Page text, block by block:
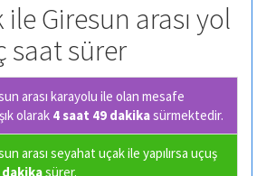
ile Giresun arası yol
saat sürer
arası karayolu ile olan mesafe
olarak 4 saat 49 dakikasürmektedir.
arası seyahat uçak ile yapılırsa uçuş
dakikasürer.